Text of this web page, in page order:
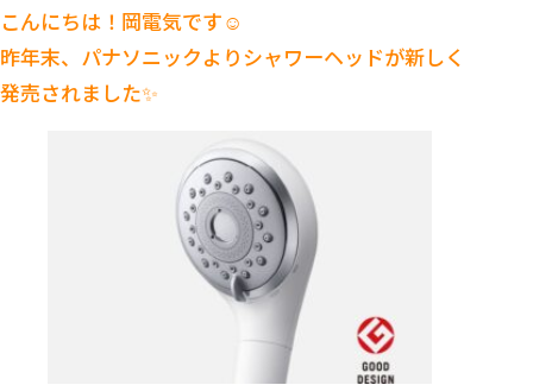
こんにちは！岡電気です☺️
昨年末、パナソニックよりシャワーヘッドが新しく
発売されました✨